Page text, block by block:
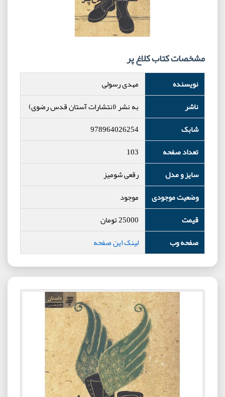
مشخصات کتاب کلاغ پر
نویسنده
مهدی رسولی
ناشر
به نشر (انتشارات آستان قدس رضوی)
شابک
978964026254
تعداد صفحه
103
سایز و مدل
رقعی شومیز
وضعیت موجودی
موجود
قیمت
25000تومان
صفحه وب
لینک این صفحه